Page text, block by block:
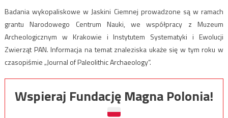
Badania wykopaliskowe w Jaskini Ciemnej prowadzone są w ramach
grantu Narodowego Centrum Nauki, we współpracy z Muzeum
Archeologicznym w Krakowie i Instytutem Systematyki i Ewolucji
Zwierząt PAN. Informacja na temat znaleziska ukaże się w tym roku w
czasopiśmie „Journal of Paleolithic Archaeology”.
Wspieraj Fundację Magna Polonia!